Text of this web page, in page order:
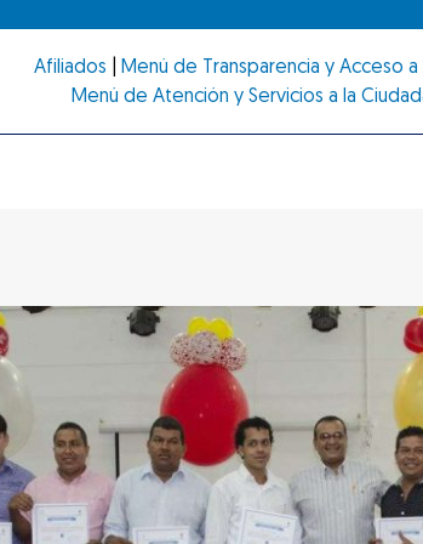
Afiliados Menú de Transparencia y Acceso a
Menú de Atención y Servicios a la